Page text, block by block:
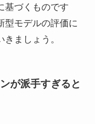
基づくものです
型モデルの評価に
ましょう。
が派手すぎると